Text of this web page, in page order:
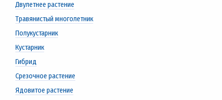
Двулетнее растение
Травянистый многолетник
Полукустарник
Кустарник
Гибрид
Срезочное растение
Ядовитое растение